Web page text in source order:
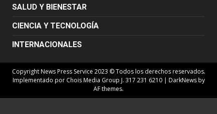
SALUD Y BIENESTAR
CIENCIA Y TECNOLOGÍA
INTERNACIONALES
Copyright News Press Service 2023 © Todos los derechos reservados.
Implementado por Chois Media Group J. 317 231 6210 | DarkNewsby
AF themes.